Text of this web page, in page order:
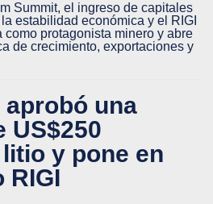
Summit, el ingreso de capitales
estabilidad económica y el RIGI
como protagonista minero y abre
de crecimiento, exportaciones y
aprobó una
US$250
y pone en
RIGI